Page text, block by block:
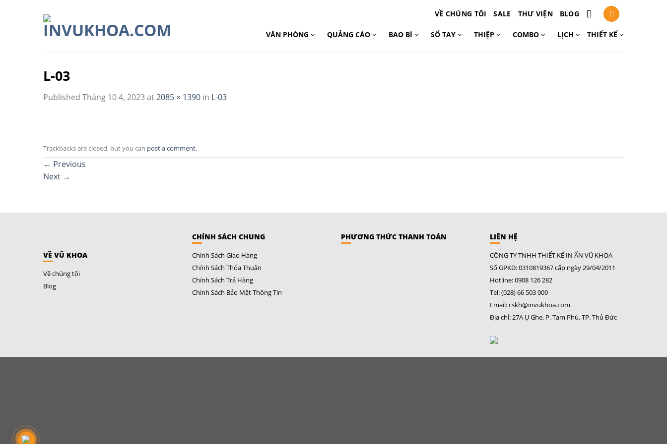
VỀ CHÚNG TÔI SALE THƯ VIỆN BLOG
VĂN PHÒNG QUẢNG CÁO BAO BÌ SỔ TAY THIỆP COMBO LỊCH THIẾT KẾ
L-03
Published Tháng 10 4, 2023at2085 × 1390 in L-03
Trackbacks are closed, but you can post a comment.
← Previous
Next →
VỀ VŨ KHOA
Về chúng tôi
Blog
CHÍNH SÁCH CHUNG
Chính Sách Giao Hàng
Chính Sách Thỏa Thuận
Chính Sách Trả Hàng
Chính Sách Bảo Mật Thông Tin
PHƯƠNG THỨC THANH TOÁN LIÊN HỆ
CÔNG TY TNHH THIẾT KẾ IN ẤN VŨ KHOA
Số GPKD: 0310819367 cấp ngày 29/04/2011
Hotline: 0908 126 282
Tel: (028) 66 503 009
Email: cskh@invukhoa.com
Địa chỉ: 27A Ụ Ghe, P. Tam Phú, TP. Thủ Đức